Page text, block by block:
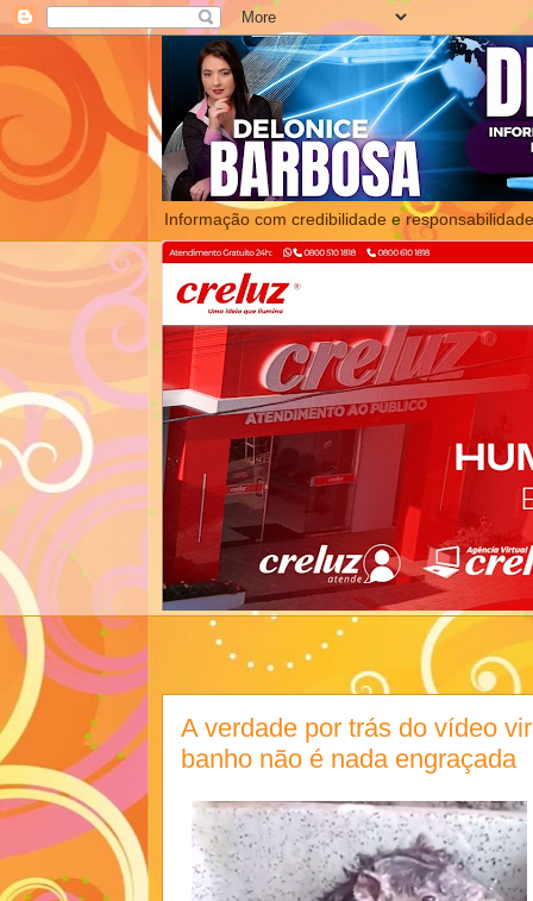
Informação com credibilidade e
A verdade por trás do vídeo
banho não é nada engraçada